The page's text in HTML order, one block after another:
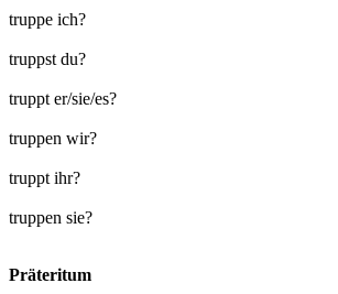
truppe ich?
truppst du?
truppt er/sie/es?
truppen wir?
truppt ihr?
truppen sie?
Präteritum